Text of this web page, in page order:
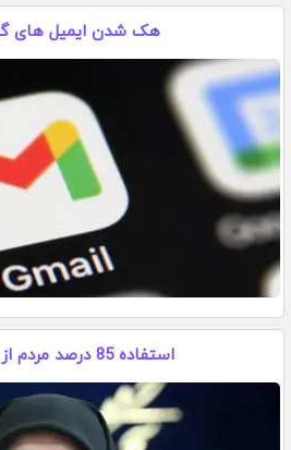
هک شدن ایمیل های
استفاده 85 درصد مردم از فیلتر شکن